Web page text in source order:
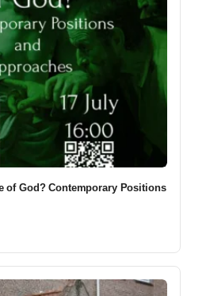
of God? Contemporary Positions